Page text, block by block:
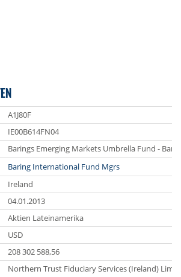
A1J80F
IE00B614FN04
Barings Emerging Markets Umbrella Fund -
Baring International Fund Mgrs
Ireland
04.01.2013
Aktien Lateinamerika
USD
208 302 588,56
Northern Trust Fiduciary Services (Ireland)